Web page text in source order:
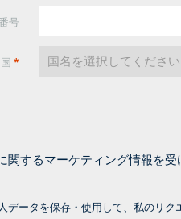
号
国*
するマーケティング情報を受
ータを保存・使用して、私のリク